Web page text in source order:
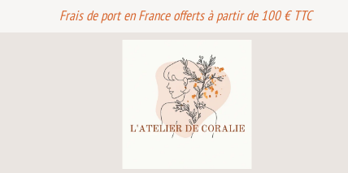
Frais de port en France offerts à partir de 100 € TTC